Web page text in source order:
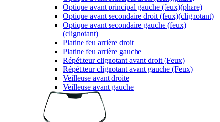
Optique avant principal gauche (feux)(phare)
Optique avant secondaire droit (feux)(clignotant)
Optique avant secondaire gauche (feux)
(clignotant)
Platine feu arrière droit
Platine feu arrière gauche
Répétiteur clignotant avant droit (Feux)
Répétiteur clignotant avant gauche (Feux)
Veilleuse avant droite
Veilleuse avant gauche